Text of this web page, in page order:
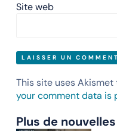
Site web
This site uses
your comment data is
Plus de nouvelles